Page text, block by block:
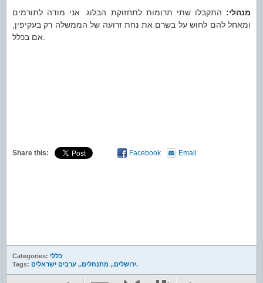
מנהלי: התקבלו שתי תרומות לתחזוקת הבלוג. אני מודה לתורמים
ומאחל להם לחוש על בשרם את נחת זרועה של הממשלה רק בעקיפין,
Share this: Facebook Email
Categories: כללי
Tags:
ירושלים., מתנחלים., ערבים ישראלים.